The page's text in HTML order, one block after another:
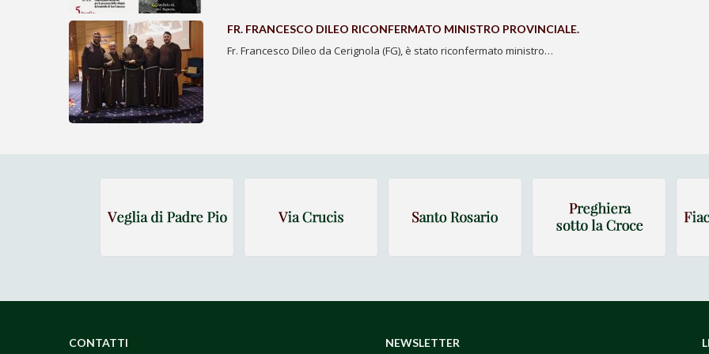
FR. FRANCESCO DILEO RICONFERMATO MINISTRO PROVINCIALE.
Fr. Francesco Dileo da Cerignola (FG), è stato riconfermato ministro…
CONTATTI NEWSLETTER